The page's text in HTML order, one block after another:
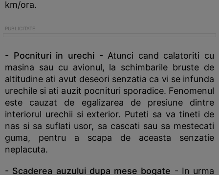
km/ora.
- Pocnituri in urechi- Atunci cand calatoriti cu
masina sau cu avionul, la schimbarile bruste de
altitudine ati avut deseori senzatia ca vi se infunda
urechile si ati auzit pocnituri sporadice. Fenomenul
este cauzat de egalizarea de presiune dintre
interiorul urechii si exterior. Puteti sa va tineti de
nas si sa suflati usor, sa cascati sau sa mestecati
guma, pentru a scapa de aceasta senzatie
neplacuta.
- Scaderea auzului dupa mese bogate - In urma